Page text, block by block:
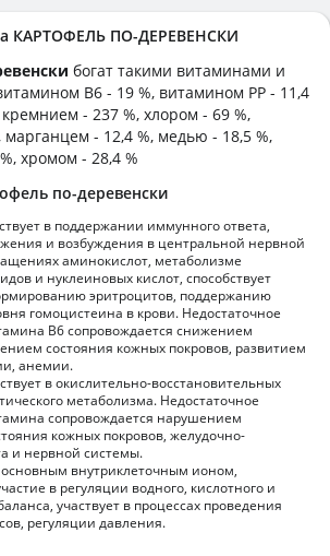
КАРТОФЕЛЬ ПО-ДЕРЕВЕНСКИ
богат такими витаминами и
B6 - 19 %, витамином PP - 11,4
- 237 %, хлором - 69 %,
марганцем - 12,4 %, медью - 18,5 %,
хромом - 28,4 %
по-деревенски
в поддержании иммунного ответа,
и возбуждения в центральной нервной
аминокислот, метаболизме
и нуклеиновых кислот, способствует
эритроцитов, поддержанию
гомоцистеина в крови. Недостаточное
В6 сопровождается снижением
состояния кожных покровов, развитием
анемии.
в окислительно-восстановительных
метаболизма. Недостаточное
сопровождается нарушением
кожных покровов, желудочно-
и нервной системы.
основным внутриклеточным ионом,
в регуляции водного, кислотного и
участвует в процессах проведения
регуляции давления.